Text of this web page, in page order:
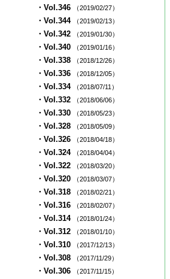
・Vol.346 （2019/02/27）
・Vol.344 （2019/02/13）
・Vol.342 （2019/01/30）
・Vol.340 （2019/01/16）
・Vol.338 （2018/12/26）
・Vol.336 （2018/12/05）
・Vol.334 （2018/07/11）
・Vol.332 （2018/06/06）
・Vol.330 （2018/05/23）
・Vol.328 （2018/05/09）
・Vol.326 （2018/04/18）
・Vol.324 （2018/04/04）
・Vol.322 （2018/03/20）
・Vol.320 （2018/03/07）
・Vol.318 （2018/02/21）
・Vol.316 （2018/02/07）
・Vol.314 （2018/01/24）
・Vol.312 （2018/01/10）
・Vol.310 （2017/12/13）
・Vol.308 （2017/11/29）
・Vol.306 （2017/11/15）